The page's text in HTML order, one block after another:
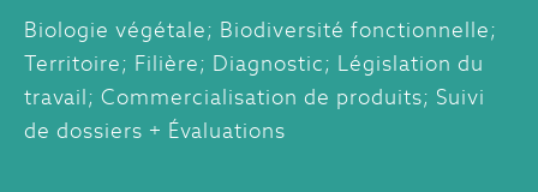
Biologie végétale; Biodiversité fonctionnelle;
Territoire; Filière; Diagnostic; Législation du
travail; Commercialisation de produits; Suivi
de dossiers + Évaluations